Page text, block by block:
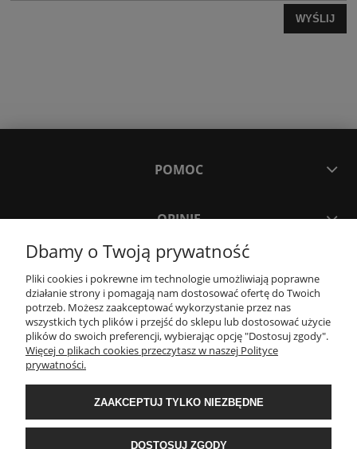
WYŚLIJ
POMOC
OPINIE
MOJE KONTO
PŁATNOŚCI I DOSTAWA
Dbamy o Twoją prywatność
Pliki cookies i pokrewne im technologie umożliwiają poprawne
działanie strony i pomagają nam dostosować ofertę do Twoich
potrzeb. Możesz zaakceptować wykorzystanie przez nas
wszystkich tych plików i przejść do sklepu lub dostosować użycie
plików do swoich preferencji, wybierając opcję "Dostosuj zgody".
Więcej o plikach cookies przeczytasz w naszej Polityce
prywatności.
ZAAKCEPTUJ TYLKO NIEZBĘDNE
DOSTOSUJ ZGODY